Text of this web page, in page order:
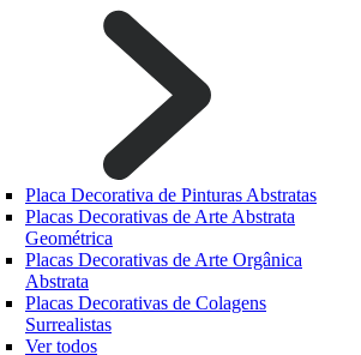
Placa Decorativa de Pinturas Abstratas
Placas Decorativas de Arte Abstrata
Geométrica
Placas Decorativas de Arte Orgânica
Abstrata
Placas Decorativas de Colagens
Surrealistas
Ver todos